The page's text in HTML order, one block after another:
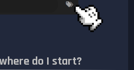
do I start?